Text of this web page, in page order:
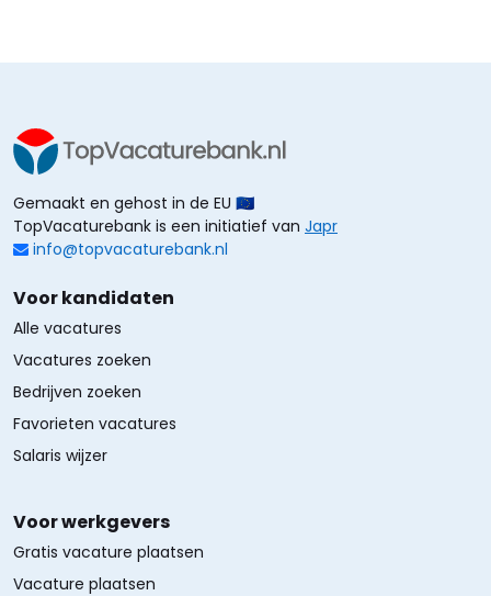
Gemaakt en gehost in de EU 🇪🇺
TopVacaturebank is een initiatief van Japr
info@topvacaturebank.nl
Voor kandidaten
Alle vacatures
Vacatures zoeken
Bedrijven zoeken
Favorieten vacatures
Salaris wijzer
Voor werkgevers
Gratis vacature plaatsen
Vacature plaatsen